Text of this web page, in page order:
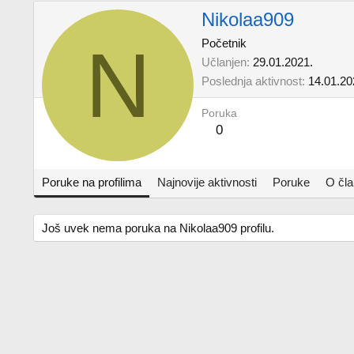
N
Nikolaa909
Početnik
Učlanjen 29.01.2021.
Poslednja aktivnost
Poruka
0
Poruke na profilima Najnovije aktivnosti Poruke O
Još uvek nema poruka na Nikolaa909 profilu.